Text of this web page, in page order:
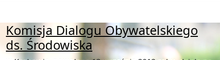
Komisja Dialogu Obywatelskiego
ds. Środowiska